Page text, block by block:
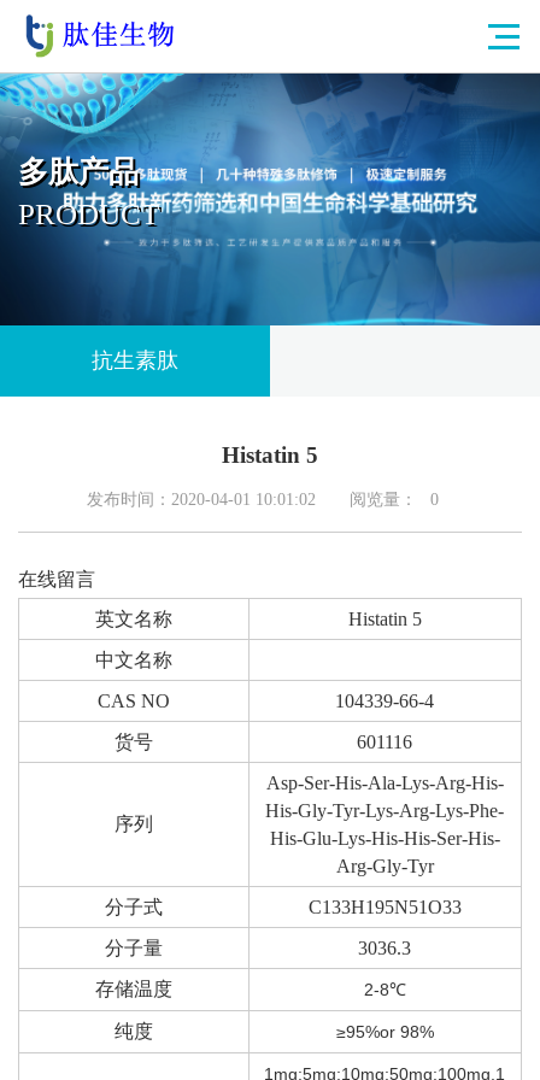
多肽产品
PRODUCT
抗生素肽
Histatin 5
发布时间：2020-04-01 10:01:02 阅览量： 0
在线留言
英文名称
Histatin 5
中文名称
CAS NO
104339-66-4
货号
601116
序列
Asp-Ser-His-Ala-Lys-Arg-His-
His-Gly-Tyr-Lys-Arg-Lys-Phe-
His-Glu-Lys-His-His-Ser-His-
Arg-Gly-Tyr
分子式
C133H195N51O33
分子量
3036.3
存储温度
2-8℃
纯度 ≥95%or 98%
1mg;5mg;10mg;50mg;100mg,1